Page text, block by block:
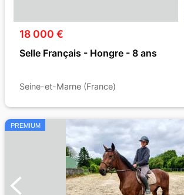
18 000 €
Selle Français - Hongre - 8 ans
Seine-et-Marne (France)
PREMIUM